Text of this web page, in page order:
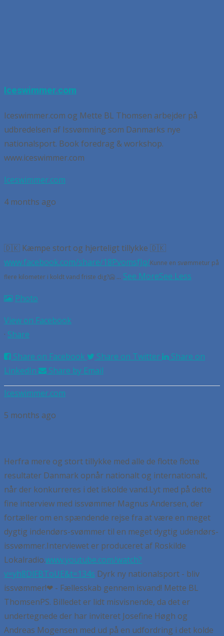
Iceswimmer.com
Iceswimmer.com og Mette BL Thomsen arbejder på
udbredelsen af Issvømning som Danmarks nye
nationalsport. Book foredrag & workshop.
www.iceswimmer.com
Iceswimmer.com
4 months ago
🇩🇰 Kæmpe stort og hjerteligt tillykke 🇩🇰
www.facebook.com/share/18PvomsfJq/Kunne en svømmetur på
flere kilometer i koldt vand friste dig?🥶 ... See MoreSee Less
Photo
View on Facebook
· Share
Share on Facebook
Share on Twitter
Share on
LinkedIn
Share by Email
Iceswimmer.com
5 months ago
Herfra mere og stort tillykke med alle de flotte flotte
resultater Danmark opnår nationalt og internationalt,
når der konkurreres i det iskolde vand.Lyt med på dette
fine interview med issvømmer Magnus Andersen, der
fortæller om en spændende rejse fra at være en meget
dygtig indendørs-svømmer til en meget dygtig udendørs-
issvømmer.Interviewet er produceret af Roskilde
Lokalradio.www.youtube.com/watch?
v=yh8DlFBToUE&t=134s Dyrk ny nationalsport - bliv
issvømmer!❤ - Fællesskab gennem isvand! Mette BL
ThomsenPS. Billedet er lidt misvisnende, da det er
undertegnede der har inviteret Josefine Høgh og
Andreas Mogensen med ud på en udfordring i det kolde